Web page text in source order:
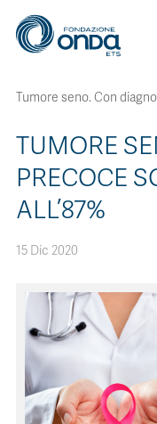
CHI SIAMO
STRUMENTI
BOLLINI
NEWS
Tumore seno. Con
TUMORE
PRECOCE
ALL’87%
15 Dic 2020